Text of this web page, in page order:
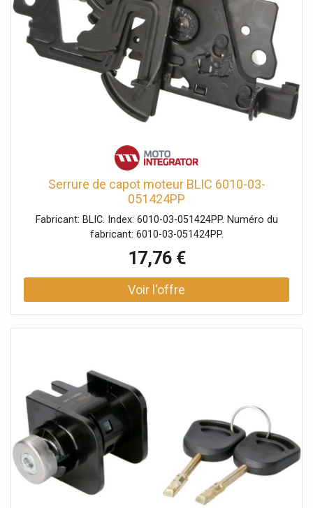
Serrure de capot moteur BLIC 6010-03-
051424PP
Fabricant: BLIC. Index: 6010-03-051424PP. Numéro du
fabricant: 6010-03-051424PP.
17,76 €